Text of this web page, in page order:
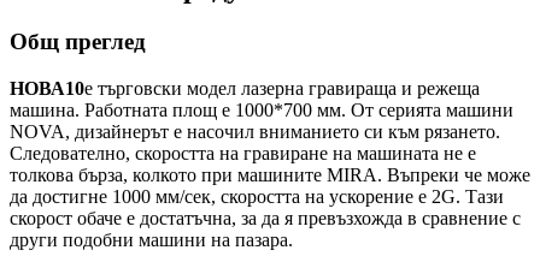
Общ преглед
НОВА10е търговски модел лазерна гравираща и режеща
машина. Работната площ е 1000*700 мм. От серията машини
NOVA, дизайнерът е насочил вниманието си към рязането.
Следователно, скоростта на гравиране на машината не е
толкова бърза, колкото при машините MIRA. Въпреки че може
да достигне 1000 мм/сек, скоростта на ускорение е 2G. Тази
скорост обаче е достатъчна, за да я превъзхожда в сравнение с
други подобни машини на пазара.